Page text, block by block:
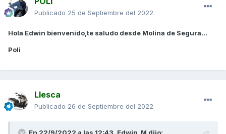
Publicado 25 de Septiembre del 2022
Hola Edwin bienvenido,te saludo desde Molina de Segura...
Poli
Llesca
Publicado 26 de Septiembre del 2022
En 22/9/2022 a las 12:43, Edwin_M dijo: